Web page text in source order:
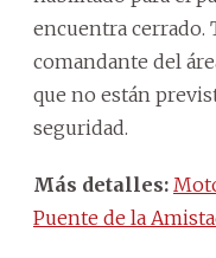
encuentra cerrado.
comandante del
que no están
seguridad.
Más detalles:
Puente de la